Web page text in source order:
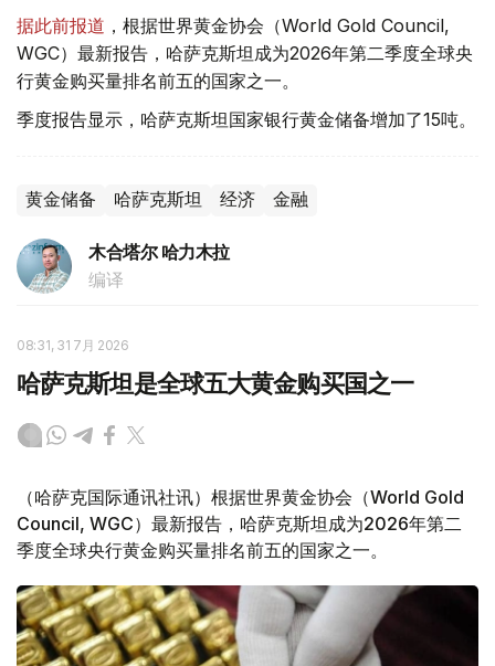
据此前报道 ，根据世界黄金协会（World Gold Council,
WGC）最新报告，哈萨克斯坦成为2026年第二季度全球央
行黄金购买量排名前五的国家之一。
季度报告显示，哈萨克斯坦国家银行黄金储备增加了15吨。
黄金储备 哈萨克斯坦 经济 金融
木合塔尔 哈力木拉
编译
08:31, 31 7月 2026
哈萨克斯坦是全球五大黄金购买国之一
（哈萨克国际通讯社讯）根据世界黄金协会（World Gold
Council, WGC）最新报告，哈萨克斯坦成为2026年第二
季度全球央行黄金购买量排名前五的国家之一。